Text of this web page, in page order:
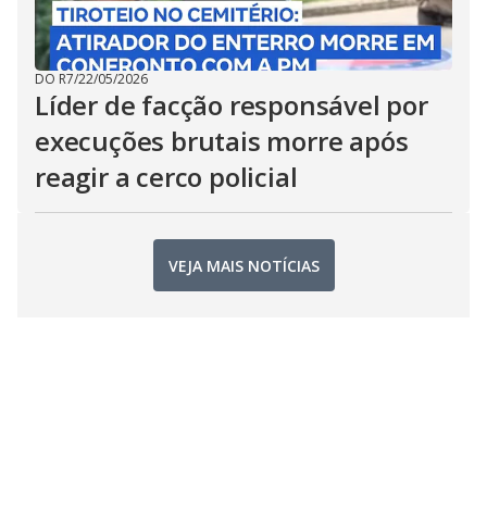
DO R7/22/05/2026
Líder de facção responsável por
execuções brutais morre após
reagir a cerco policial
VEJA MAIS NOTÍCIAS